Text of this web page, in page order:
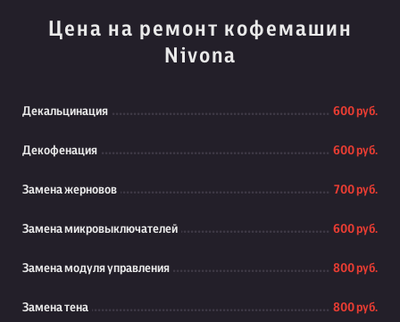
Цена на ремонт кофемашин
Nivona
Декальцинация 600 руб.
Декофенация 600 руб.
Замена жерновов 700 руб.
Замена микровыключателей 600 руб.
Замена модуля управления 800 руб.
Замена тена 800 руб.